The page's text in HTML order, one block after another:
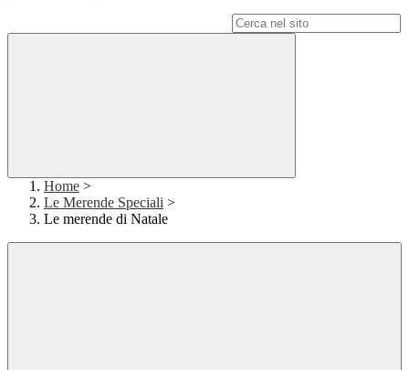
Home >
Le Merende Speciali >
Le merende di Natale